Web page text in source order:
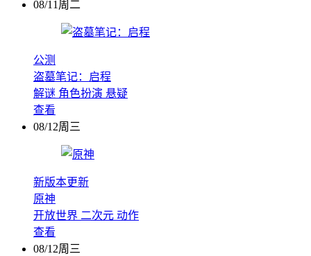
08/11周二
公测
盗墓笔记：启程
解谜 角色扮演 悬疑
查看
08/12周三
新版本更新
原神
开放世界 二次元 动作
查看
08/12周三